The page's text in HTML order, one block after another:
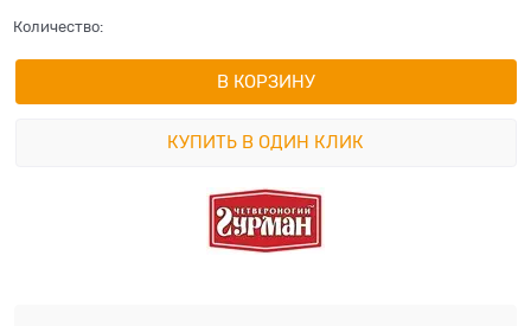
Количество:
В КОРЗИНУ
КУПИТЬ В ОДИН КЛИК